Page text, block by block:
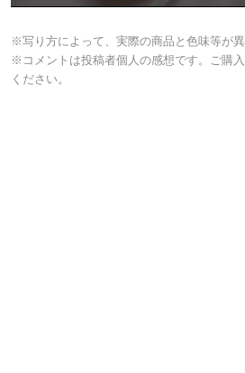
※写り方によって、実際の商品と色味等が異
※コメントは投稿者個人の感想です。ご購
ください。